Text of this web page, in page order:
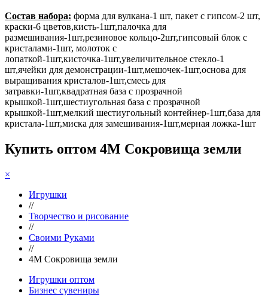
Состав набора: форма для вулкана-1 шт, пакет с гипсом-2 шт,
краски-6 цветов,кисть-1шт,палочка для
размешивания-1шт,резиновое кольцо-2шт,гипсовый блок с
кристалами-1шт, молоток с
лопаткой-1шт,кисточка-1шт,увеличительное стекло-1
шт,ячейки для демонстрации-1шт,мешочек-1шт,основа для
выращивания кристалов-1шт,смесь для
затравки-1шт,квадратная база с прозрачной
крышкой-1шт,шестиугольная база с прозрачной
крышкой-1шт,мелкий шестиугольный контейнер-1шт,база для
кристала-1шт,миска для замешивания-1шт,мерная ложка-1шт
Купить оптом 4М Сокровища земли
×
Игрушки
//
Творчество и рисование
//
Своими Руками
//
4М Сокровища земли
Игрушки оптом
Бизнес сувениры